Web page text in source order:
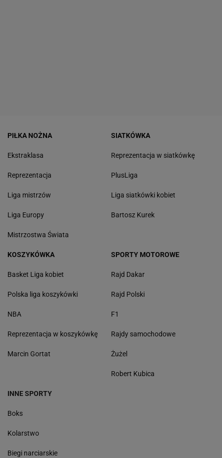
PIŁKA NOŻNA
Ekstraklasa
Reprezentacja
Liga mistrzów
Liga Europy
Mistrzostwa Świata
SIATKÓWKA
Reprezentacja w siatkówkę
PlusLiga
Liga siatkówki kobiet
Bartosz Kurek
KOSZYKÓWKA
Basket Liga kobiet
Polska liga koszykówki
NBA
Reprezentacja w koszykówkę
Marcin Gortat
SPORTY MOTOROWE
Rajd Dakar
Rajd Polski
F1
Rajdy samochodowe
Żużel
Robert Kubica
INNE SPORTY
Boks
Kolarstwo
Biegi narciarskie